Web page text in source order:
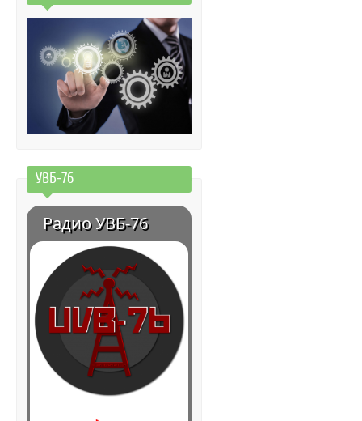
УВБ-76
Радио УВБ-76